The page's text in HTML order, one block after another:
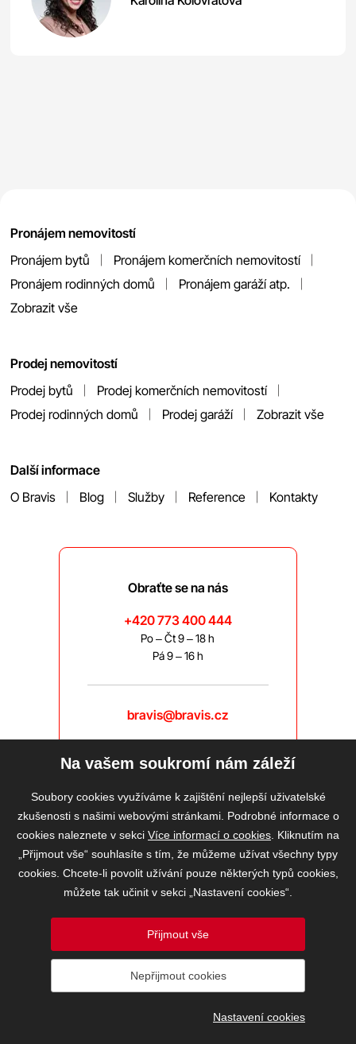
Pronájem nemovitostí
Pronájem bytů
Pronájem komerčních nemovitostí
Pronájem rodinných domů
Pronájem garáží atp.
Zobrazit vše
Prodej nemovitostí
Prodej bytů
Prodej komerčních nemovitostí
Prodej rodinných domů
Prodej garáží Zobrazit vše
Další informace
O Bravis
Blog Služby Reference Kontakty
Obraťte se na nás
+420 773 400 444
Po – Čt 9 – 18 h
Pá 9 – 16 h
bravis@bravis.cz
Informace o ochraně osobních údajů
Nastavení cookies
Na vašem soukromí nám záleží
Soubory cookies využíváme k zajištění nejlepší uživatelské
zkušenosti s našimi webovými stránkami. Podrobné informace o
cookies naleznete v sekci Více informací o cookies . Kliknutím na
„Přijmout vše“ souhlasíte s tím, že můžeme užívat všechny typy
cookies. Chcete-li povolit užívání pouze některých typů cookies,
můžete tak učinit v sekci „Nastavení cookies“.
Přijmout vše
Nepřijmout cookies
Nastavení cookies